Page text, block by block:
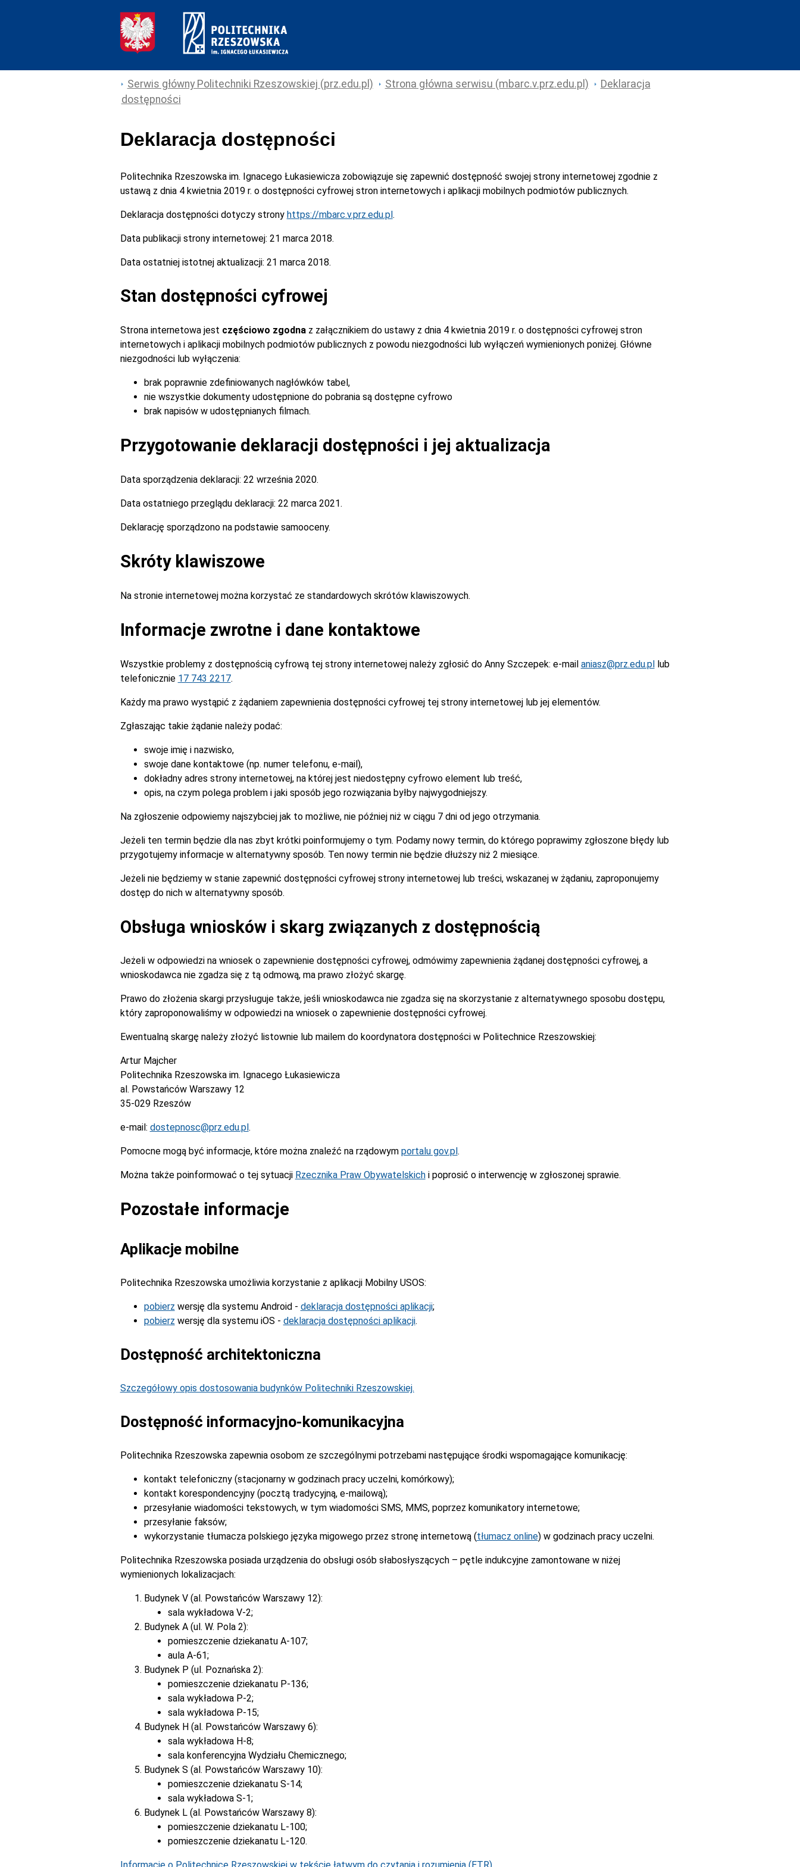
Serwis główny Politechniki Rzeszowskiej (prz.edu.pl) Strona główna serwisu (mbarc.v.prz.edu.pl)
Deklaracja
dostępności
Deklaracja dostępności
Politechnika Rzeszowska im. Ignacego Łukasiewiczazobowiązuje się zapewnić dostępność swojej strony internetowej zgodnie z
ustawą z dnia 4 kwietnia 2019 r. o dostępności cyfrowej stron internetowych i aplikacji mobilnych podmiotów publicznych.
Deklaracja dostępności dotyczy strony https://mbarc.v.prz.edu.pl.
Data publikacji strony internetowej: 21 marca 2018.
Data ostatniej istotnej aktualizacji: 21 marca 2018.
Stan dostępności cyfrowej
Strona internetowa jest częściowo zgodna z załącznikiem do ustawy z dnia 4 kwietnia 2019 r. o dostępności cyfrowej stron
internetowych i aplikacji mobilnych podmiotów publicznych z powodu niezgodności lub wyłączeń wymienionych poniżej. Główne
niezgodności lub wyłączenia:
brak poprawnie zdefiniowanych nagłówków tabel,
nie wszystkie dokumenty udostępnione do pobrania są dostępne cyfrowo
brak napisów w udostępnianych filmach.
Przygotowanie deklaracji dostępności i jej aktualizacja
Data sporządzenia deklaracji: 22 września 2020.
Data ostatniego przeglądu deklaracji: 22 marca 2021.
Deklarację sporządzono na podstawie samooceny.
Skróty klawiszowe
Na stronie internetowej można korzystać ze standardowych skrótów klawiszowych.
Informacje zwrotne i dane kontaktowe
Wszystkie problemy z dostępnością cyfrową tej strony internetowej należy zgłosić do Anny Szczepek: e-mail aniasz@prz.edu.pllub
telefonicznie 17 743 2217.
Każdy ma prawo wystąpić z żądaniem zapewnienia dostępności cyfrowej tej strony internetowej lub jej elementów.
Zgłaszając takie żądanie należy podać:
swoje imię i nazwisko,
swoje dane kontaktowe (np. numer telefonu, e-mail),
dokładny adres strony internetowej, na której jest niedostępny cyfrowo element lub treść,
opis, na czym polega problem i jaki sposób jego rozwiązania byłby najwygodniejszy.
Na zgłoszenie odpowiemy najszybciej jak to możliwe, nie później niż w ciągu 7 dni od jego otrzymania.
Jeżeli ten termin będzie dla nas zbyt krótki poinformujemy o tym. Podamy nowy termin, do którego poprawimy zgłoszone błędy lub
przygotujemy informacje w alternatywny sposób. Ten nowy termin nie będzie dłuższy niż 2 miesiące.
Jeżeli nie będziemy w stanie zapewnić dostępności cyfrowej strony internetowej lub treści, wskazanej w żądaniu, zaproponujemy
dostęp do nich w alternatywny sposób.
Obsługa wniosków i skarg związanych z dostępnością
Jeżeli w odpowiedzi na wniosek o zapewnienie dostępności cyfrowej, odmówimy zapewnienia żądanej dostępności cyfrowej, a
wnioskodawca nie zgadza się z tą odmową, ma prawo złożyć skargę.
Prawo do złożenia skargi przysługuje także, jeśli wnioskodawca nie zgadza się na skorzystanie z alternatywnego sposobu dostępu,
który zaproponowaliśmy w odpowiedzi na wniosek o zapewnienie dostępności cyfrowej.
Ewentualną skargę należy złożyć listownie lub mailem do koordynatora dostępności w Politechnice Rzeszowskiej:
Artur Majcher
Politechnika Rzeszowska im. Ignacego Łukasiewicza
al. Powstańców Warszawy 12
35-029 Rzeszów
e-mail: dostepnosc@prz.edu.pl .
Pomocne mogą być informacje, które można znaleźć na rządowym portalu gov.pl .
Można także poinformować o tej sytuacji Rzecznika Praw Obywatelskichi poprosić o interwencję w zgłoszonej sprawie.
Pozostałe informacje
Aplikacje mobilne
Politechnika Rzeszowska umożliwia korzystanie z aplikacji Mobilny USOS:
pobierz wersję dla systemu Android - deklaracja dostępności aplikacji;
pobierz wersję dla systemu iOS - deklaracja dostępności aplikacji.
Dostępność architektoniczna
Szczegółowy opis dostosowania budynków Politechniki Rzeszowskiej.
Dostępność informacyjno-komunikacyjna
Politechnika Rzeszowska zapewnia osobom ze szczególnymi potrzebami następujące środki wspomagające komunikację:
kontakt telefoniczny (stacjonarny w godzinach pracy uczelni, komórkowy);
kontakt korespondencyjny (pocztą tradycyjną, e-mailową);
przesyłanie wiadomości tekstowych, w tym wiadomości SMS, MMS, poprzez komunikatory internetowe;
przesyłanie faksów;
wykorzystanie tłumacza polskiego języka migowego przez stronę internetową (tłumacz online) w godzinach pracy uczelni.
Politechnika Rzeszowska posiada urządzenia do obsługi osób słabosłyszących – pętle indukcyjne zamontowane w niżej
wymienionych lokalizacjach:
Budynek V (al. Powstańców Warszawy 12):
sala wykładowa V-2;
Budynek A (ul. W. Pola 2):
pomieszczenie dziekanatu A-107;
aula A-61;
Budynek P (ul. Poznańska 2):
pomieszczenie dziekanatu P-136;
sala wykładowa P-2;
sala wykładowa P-15;
Budynek H (al. Powstańców Warszawy 6):
sala wykładowa H-8;
sala konferencyjna Wydziału Chemicznego;
Budynek S (al. Powstańców Warszawy 10):
pomieszczenie dziekanatu S-14;
sala wykładowa S-1;
Budynek L (al. Powstańców Warszawy 8):
pomieszczenie dziekanatu L-100;
pomieszczenie dziekanatu L-120.